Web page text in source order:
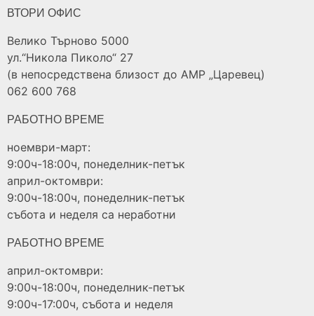
ВТОРИ ОФИС
Велико Търново 5000
ул.“Никола Пиколо“ 27
(в непосредствена близост до АМР „Царевец)
062 600 768
РАБОТНО ВРЕМЕ
ноември-март:
9:00ч-18:00ч, понеделник-петък
април-октомври:
9:00ч-18:00ч, понеделник-петък
събота и неделя са неработни
РАБОТНО ВРЕМЕ
април-октомври:
9:00ч-18:00ч, понеделник-петък
9:00ч-17:00ч, събота и неделя